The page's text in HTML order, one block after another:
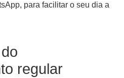
para facilitar o seu dia a
regular